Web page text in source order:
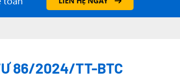
86/2024/TT-BTC